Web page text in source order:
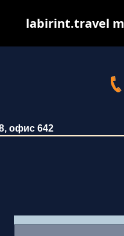
, офис 642
labirint.travel